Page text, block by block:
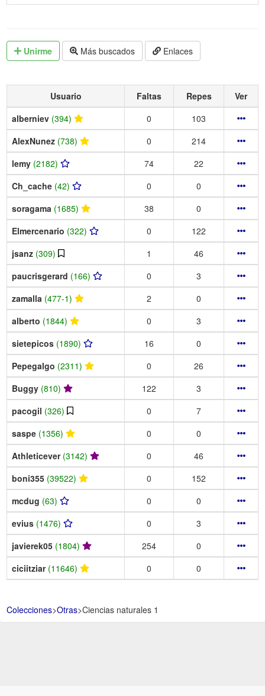
Unirme Más buscados Enlaces
Usuario Faltas Repes
Ver
alberniev (394) 0
103
AlexNunez (738) 0
214
lemy (2182) 74
22
Ch_cache (42) 0
0
soragama (1685) 38
0
Elmercenario (322) 0
122
jsanz (309) 1
46
paucrisgerard (166) 0
3
zamalla (477-1) 2
0
alberto (1844) 0
3
sietepicos (1890) 16
0
Pepegalgo (2311) 0
26
Buggy (810) 122
3
pacogil (326) 0
7
saspe (1356) 0
0
Athleticever (3142) 0
46
boni355 (39522) 0
152
mcdug (63) 0
0
evius (1476) 0
3
javierek05 (1804) 254
0
ciciitziar (11646) 0 0
Colecciones>Otras>Ciencias naturales 1